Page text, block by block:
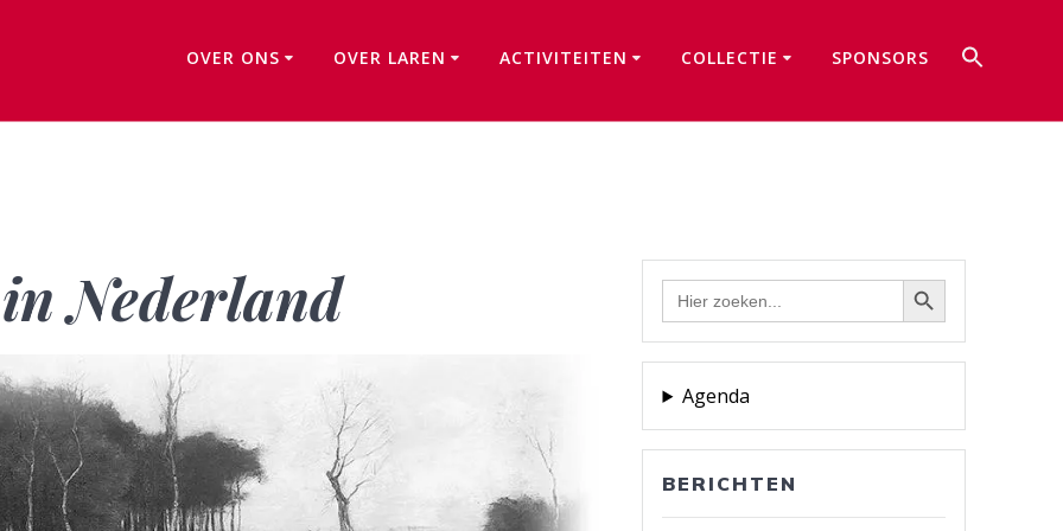
OVER ONS OVER LAREN ACTIVITEITEN COLLECTIE SPONSORS
Nederland Zoek
naar:
Zoekknop
Agenda
BERICHTEN